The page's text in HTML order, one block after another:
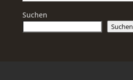
Suchen
Suchen